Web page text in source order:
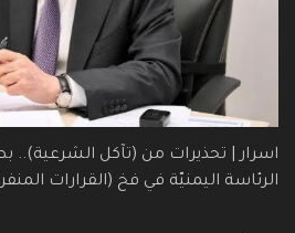
اسرار | تحذيرات من (تآكل الشرعية)..
الرئاسة اليمنيّة في فخ (القرارات